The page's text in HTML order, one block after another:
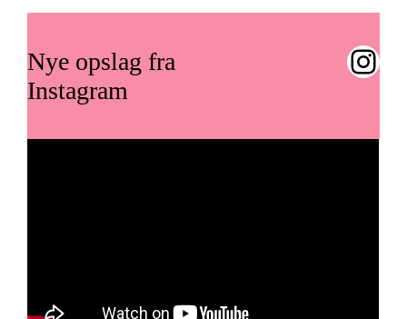
Nye opslag fra
Instagram
Instagram